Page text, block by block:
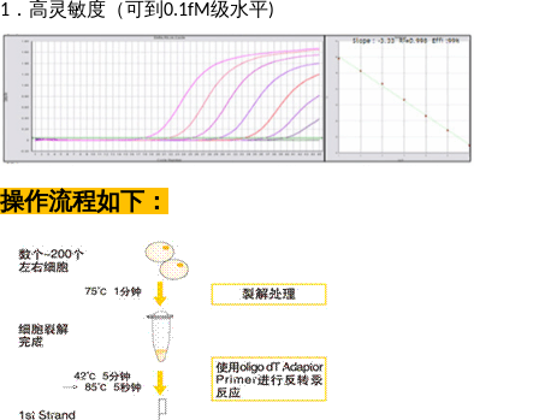
1 ．高灵敏度（可到 0.1fM级水平)
操作流程如下：